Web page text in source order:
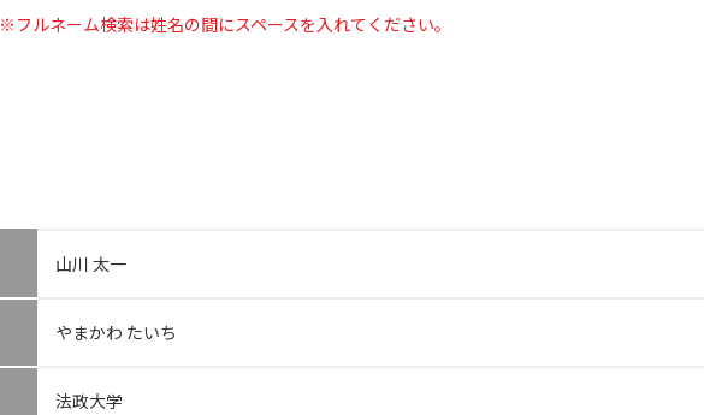
※フルネーム検索は姓名の間にスペースを入れてください。
山川 太一
やまかわ たいち
法政大学